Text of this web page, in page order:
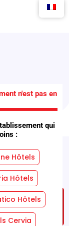
n'est pas en
qui
:
Hôtels
Hôtels
Hôtels
Cervia
SANS